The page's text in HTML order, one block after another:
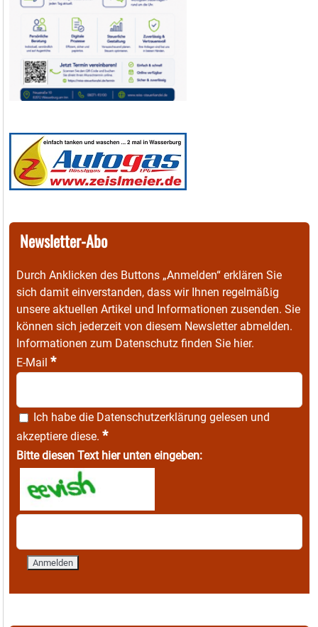
Newsletter-Abo
Durch Anklicken des Buttons „Anmelden“ erklären Sie
sich damit einverstanden, dass wir Ihnen regelmäßig
unsere aktuellen Artikel und Informationen zusenden. Sie
können sich jederzeit von diesem Newsletter abmelden.
Informationen zum Datenschutz finden Sie hier.
E-Mail *
Ich habe die Datenschutzerklärung gelesen und
akzeptiere diese. *
Bitte diesen Text hier unten eingeben: